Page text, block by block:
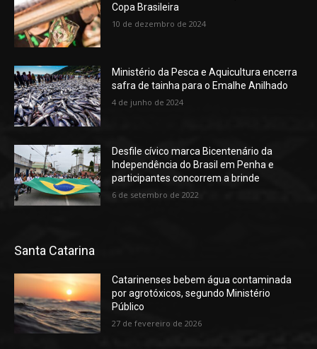
Copa Brasileira
10 de dezembro de 2024
Ministério da Pesca e Aquicultura encerra
safra de tainha para o Emalhe Anilhado
4 de junho de 2024
Desfile cívico marca Bicentenário da
Independência do Brasil em Penha e
participantes concorrem a brinde
6 de setembro de 2022
Santa Catarina
Catarinenses bebem água contaminada
por agrotóxicos, segundo Ministério
Público
27 de fevereiro de 2026